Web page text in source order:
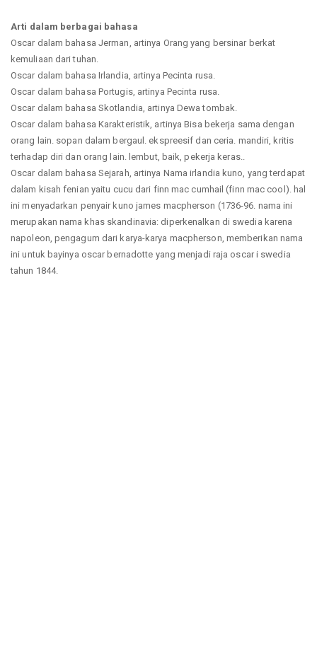
Arti dalam berbagai bahasa
Oscar dalam bahasa Jerman, artinya Orang yang bersinar berkat
kemuliaan dari tuhan.
Oscar dalam bahasa Irlandia, artinya Pecinta rusa.
Oscar dalam bahasa Portugis, artinya Pecinta rusa.
Oscar dalam bahasa Skotlandia, artinya Dewa tombak.
Oscar dalam bahasa Karakteristik, artinya Bisa bekerja sama dengan
orang lain. sopan dalam bergaul. ekspreesif dan ceria. mandiri, kritis
terhadap diri dan orang lain. lembut, baik, pekerja keras..
Oscar dalam bahasa Sejarah, artinya Nama irlandia kuno, yang terdapat
dalam kisah fenian yaitu cucu dari finn mac cumhail (finn mac cool). hal
ini menyadarkan penyair kuno james macpherson (1736-96. nama ini
merupakan nama khas skandinavia: diperkenalkan di swedia karena
napoleon, pengagum dari karya-karya macpherson, memberikan nama
ini untuk bayinya oscar bernadotte yang menjadi raja oscar i swedia
tahun 1844.